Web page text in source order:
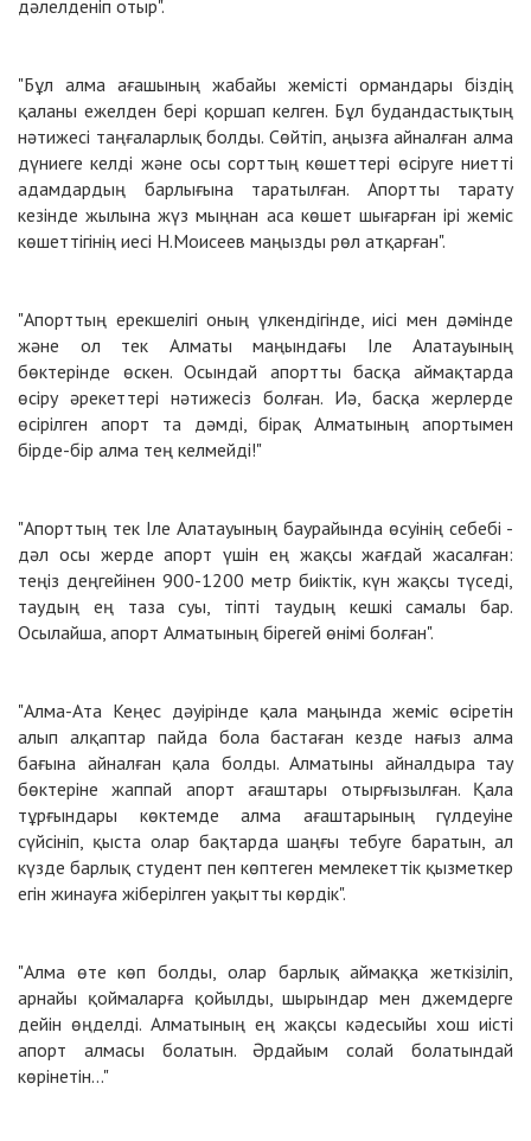
дәлелденіп отыр".
"Бұл алма ағашының жабайы жемісті ормандары біздің
қаланы ежелден бері қоршап келген. Бұл будандастықтың
нәтижесі таңғаларлық болды. Сөйтіп, аңызға айналған алма
дүниеге келді және осы сорттың көшеттері өсіруге ниетті
адамдардың барлығына таратылған. Апортты тарату
кезінде жылына жүз мыңнан аса көшет шығарған ірі жеміс
көшеттігінің иесі Н.Моисеев маңызды рөл атқарған".
"Апорттың ерекшелігі оның үлкендігінде, иісі мен дәмінде
және ол тек Алматы маңындағы Іле Алатауының
бөктерінде өскен. Осындай апортты басқа аймақтарда
өсіру әрекеттері нәтижесіз болған. Иә, басқа жерлерде
өсірілген апорт та дәмді, бірақ Алматының апортымен
бірде-бір алма тең келмейді!"
"Апорттың тек Іле Алатауының баурайында өсуінің себебі -
дәл осы жерде апорт үшін ең жақсы жағдай жасалған:
теңіз деңгейінен 900-1200 метр биіктік, күн жақсы түседі,
таудың ең таза суы, тіпті таудың кешкі самалы бар.
Осылайша, апорт Алматының бірегей өнімі болған".
"Алма-Ата Кеңес дәуірінде қала маңында жеміс өсіретін
алып алқаптар пайда бола бастаған кезде нағыз алма
бағына айналған қала болды. Алматыны айналдыра тау
бөктеріне жаппай апорт ағаштары отырғызылған. Қала
тұрғындары көктемде алма ағаштарының гүлдеуіне
сүйсініп, қыста олар бақтарда шаңғы тебуге баратын, ал
күзде барлық студент пен көптеген мемлекеттік қызметкер
егін жинауға жіберілген уақытты көрдік".
"Алма өте көп болды, олар барлық аймаққа жеткізіліп,
арнайы қоймаларға қойылды, шырындар мен джемдерге
дейін өңделді. Алматының ең жақсы кәдесыйы хош иісті
апорт алмасы болатын. Әрдайым солай болатындай
көрінетін..."